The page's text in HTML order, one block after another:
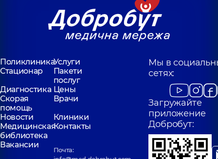
ПоликлиникаУслуги
Стационар
Пакети
послуг
Диагностика Цены
Скорая
помощь
Врачи
Новости
Клиники
Медицинская
библиотека
Контакты
Вакансии
Почта:
Мы в
сетях:
Загружайте
приложение
Добробут: